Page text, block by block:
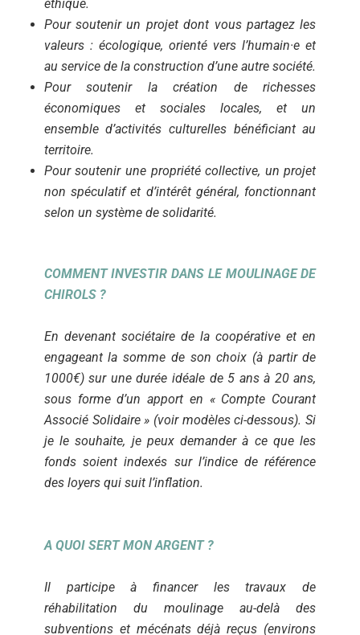
éthique.
Pour soutenir un projet dont vous partagez les
valeurs : écologique, orienté vers l’humain·e et
au service de la construction d’une autre société.
Pour soutenir la création de richesses
économiques et sociales locales, et un
ensemble d’activités culturelles bénéficiant au
territoire.
Pour soutenir une propriété collective, un projet
non spéculatif et d’intérêt général, fonctionnant
selon un système de solidarité.
COMMENT INVESTIR DANS LE MOULINAGE DE
CHIROLS ?
En devenant sociétaire de la coopérative et en
engageant la somme de son choix (à partir de
1000€) sur une durée idéale de 5 ans à 20 ans,
sous forme d’un apport en « Compte Courant
Associé Solidaire » (voir modèles ci-dessous).Si
je le souhaite, je peux demander à ce que les
fonds soient indexés sur l’indice de référence
des loyers qui suit l’inflation.
A QUOI SERT MON ARGENT ?
Il participe à financer les travaux de
réhabilitation du moulinage au-delà des
subventions et mécénats déjà reçus (environs